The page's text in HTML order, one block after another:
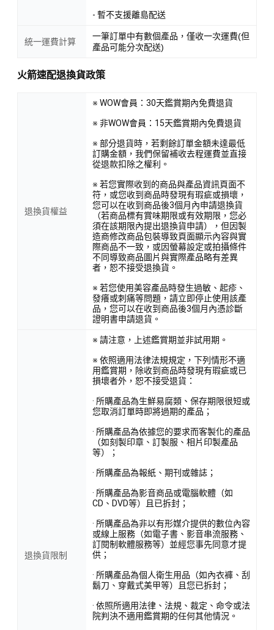
- 暫不支援離島配送
統一運費計算
一筆訂單中有數個產品，僅收一次運費(但
產品可能分次配送)
火箭速配退換貨政策
退換貨權益
※ WOW會員：30天鑑賞期內免費退貨
※ 非WOW會員：15天鑑賞期內免費退貨
※ 部分退貨時，若剩餘訂單金額未達最低
訂購金額，我們保留補收去程運費並直接
從退款扣除之權利。
※ 若您實際收到的商品與產品資訊頁面不
符，或您收到商品時發現有瑕疵或損壞，
您可以在收到商品後3個月內申請退換貨
（若商品標有賞味期限或有效期限，您必
須在該期限內提出退換貨申請），但因製
造商修改商品包裝導致頁面顯示內容與實
際商品不一致，或因螢幕設定或拍攝條件
不同導致商品圖片與實際產品略有差異
者，恕不接受退換貨。
※ 若您使用美容產品時發生過敏、起疹、
發癢或刺痛等問題，請立即停止使用該產
品，您可以在收到商品後3個月內憑診斷
證明書申請退貨。
退換貨限制
※ 請注意，上述鑑賞期並非試用期。
※ 依照適用法律法規規定，下列情形不適
用鑑賞期，除收到商品時發現有瑕疵或已
損壞者外，恕不接受退貨：
· 所購產品為生鮮易腐類、保存期限很短或
您取消訂單時即將過期的產品；
· 所購產品為依據您的要求而客製化的產品
（如刻製印章、訂製服、相片印製產品
等）；
· 所購產品為報紙、期刊或雜誌；
· 所購產品為影音商品或電腦軟體（如
CD、DVD等）且已拆封；
· 所購產品為非以有形媒介提供的數位內容
或線上服務（如電子書、影音串流服務、
訂閱制軟體服務等）並經您事先同意才提
供；
· 所購產品為個人衛生用品（如內衣褲、刮
鬍刀、穿戴式美甲等）且您已拆封；
· 依照所適用法律、法規、裁定、命令或法
院判決不適用鑑賞期的任何其他情況。